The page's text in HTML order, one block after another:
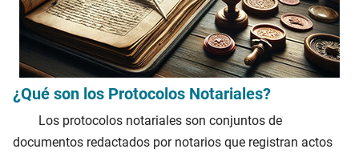
¿Qué son los Protocolos Notariales?
Los protocolos notariales son conjuntos de
documentos redactados por notarios que registran actos